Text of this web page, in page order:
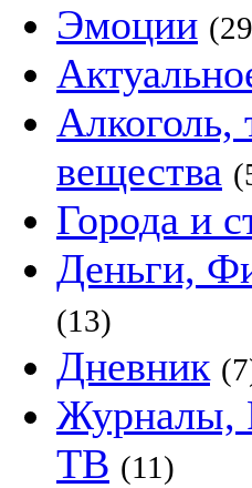
Эмоции
Алкоголь,
вещества
Города и
Деньги,
(13)
Дневник
Журналы,
ТВ (11)